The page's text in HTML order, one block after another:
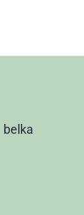
belka